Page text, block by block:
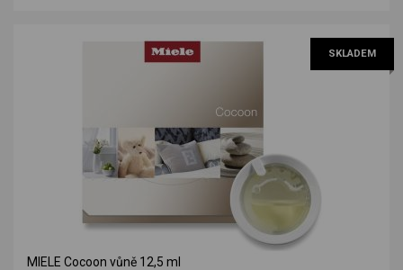
SKLADEM
MIELE Cocoon vůně 12,5 ml